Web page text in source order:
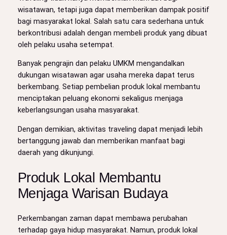
wisatawan, tetapi juga dapat memberikan dampak positif
bagi masyarakat lokal. Salah satu cara sederhana untuk
berkontribusi adalah dengan membeli produk yang dibuat
oleh pelaku usaha setempat.
Banyak pengrajin dan pelaku UMKM mengandalkan
dukungan wisatawan agar usaha mereka dapat terus
berkembang. Setiap pembelian produk lokal membantu
menciptakan peluang ekonomi sekaligus menjaga
keberlangsungan usaha masyarakat.
Dengan demikian, aktivitas traveling dapat menjadi lebih
bertanggung jawab dan memberikan manfaat bagi
daerah yang dikunjungi.
Produk Lokal Membantu
Menjaga Warisan Budaya
Perkembangan zaman dapat membawa perubahan
terhadap gaya hidup masyarakat. Namun, produk lokal